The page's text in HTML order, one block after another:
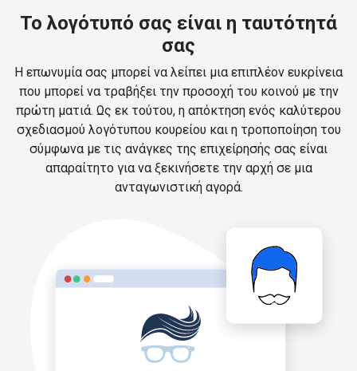
Το λογότυπό σας είναι η ταυτότητά
σας
Η επωνυμία σας μπορεί να λείπει μια επιπλέον ευκρίνεια
που μπορεί να τραβήξει την προσοχή του κοινού με την
πρώτη ματιά. Ως εκ τούτου, η απόκτηση ενός καλύτερου
σχεδιασμού λογότυπου κουρείου και η τροποποίηση του
σύμφωνα με τις ανάγκες της επιχείρησής σας είναι
απαραίτητο για να ξεκινήσετε την αρχή σε μια
ανταγωνιστική αγορά.